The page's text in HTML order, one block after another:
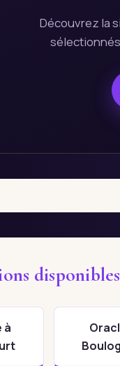
Découvrez la
à